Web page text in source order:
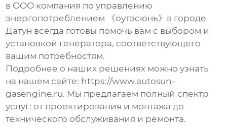
в OOO компания по управлению
энергопотреблением 《оутэсюнь》в городе
Датун всегда готовы помочь вам с выбором и
установкой генератора, соответствующего
вашим потребностям.
Подробнее о наших решениях можно узнать
на нашем сайте: https://www.autosun-
gasengine.ru. Мы предлагаем полный спектр
услуг: от проектирования и монтажа до
технического обслуживания и ремонта.